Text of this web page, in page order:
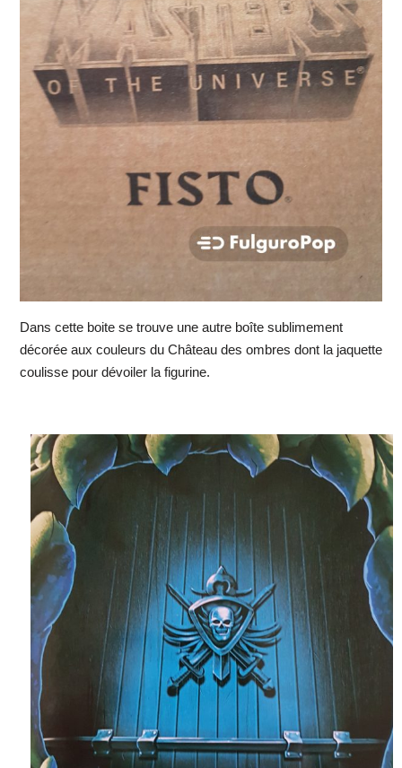
Dans cette boite se trouve une autre boîte sublimement
décorée aux couleurs du Château des ombres dont la jaquette
coulisse pour dévoiler la figurine.